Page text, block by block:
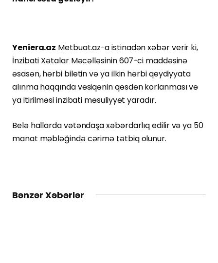
Yeniera.az Metbuat.az-a istinadən xəbər verir ki,
İnzibati Xətalar Məcəlləsinin 607-ci maddəsinə
əsasən, hərbi biletin və ya ilkin hərbi qeydiyyata
alınma haqqında vəsiqənin qəsdən korlanması və
ya itirilməsi inzibati məsuliyyət yaradır.
Belə hallarda vətəndaşa xəbərdarlıq edilir və ya 50
manat məbləğində cərimə tətbiq olunur.
Bənzər Xəbərlər